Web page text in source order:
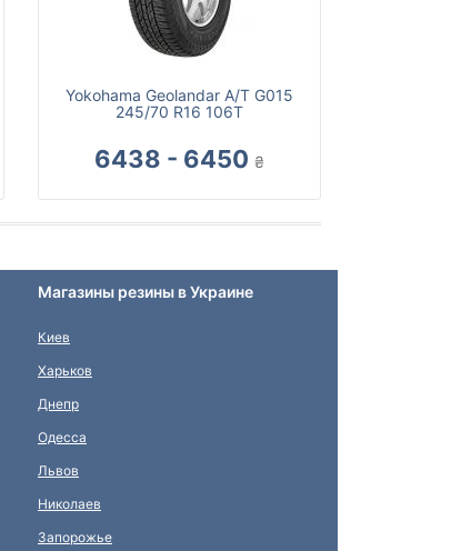
Yokohama Geolandar A/T G015
245/70 R16 106T
6438 - 6450 ₴
Магазины резины в Украине
Киев
Харьков
Днепр
Одесса
Львов
Николаев
Запорожье